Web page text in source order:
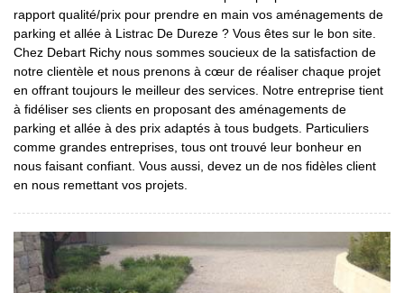
rapport qualité/prix pour prendre en main vos aménagements de
parking et allée à Listrac De Dureze ? Vous êtes sur le bon site.
Chez Debart Richy nous sommes soucieux de la satisfaction de
notre clientèle et nous prenons à cœur de réaliser chaque projet
en offrant toujours le meilleur des services. Notre entreprise tient
à fidéliser ses clients en proposant des aménagements de
parking et allée à des prix adaptés à tous budgets. Particuliers
comme grandes entreprises, tous ont trouvé leur bonheur en
nous faisant confiant. Vous aussi, devez un de nos fidèles client
en nous remettant vos projets.